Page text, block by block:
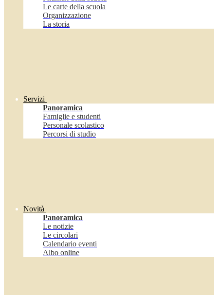
Le carte della scuola
Organizzazione
La storia
Servizi
Panoramica
Famiglie e studenti
Personale scolastico
Percorsi di studio
Novità
Panoramica
Le notizie
Le circolari
Calendario eventi
Albo online